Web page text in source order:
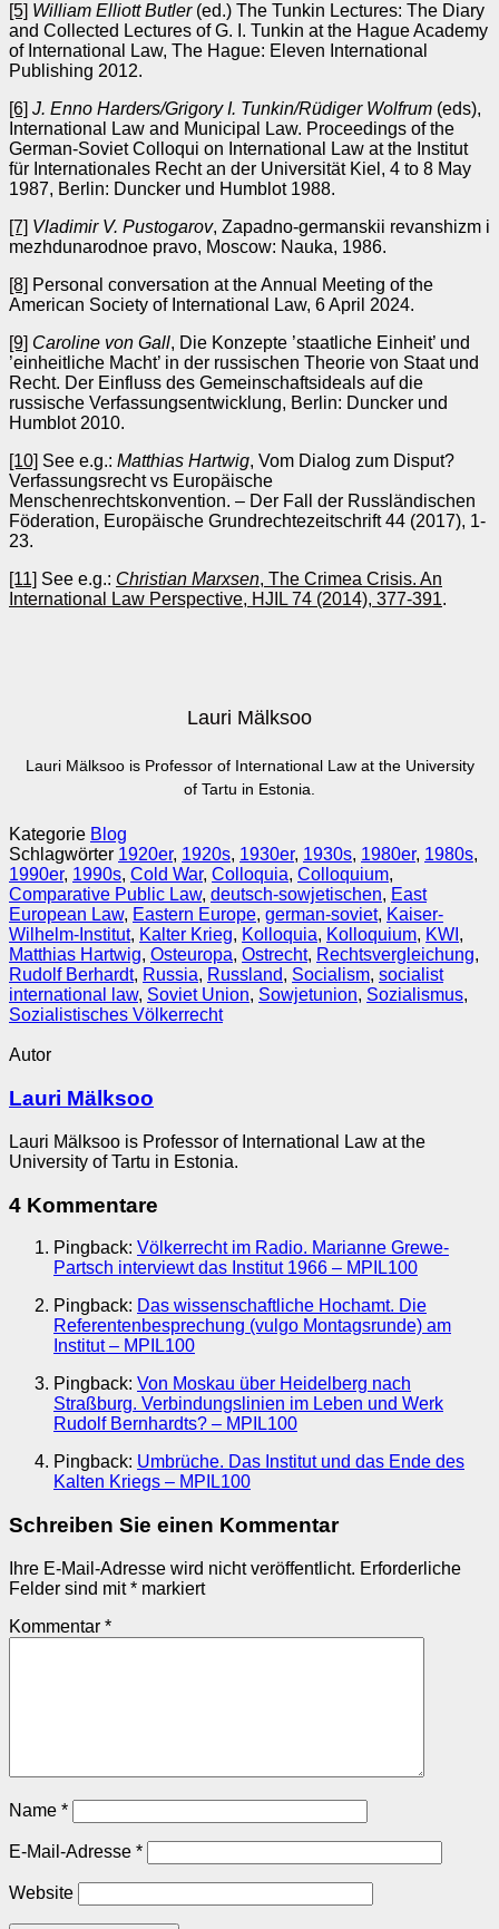
[5] William Elliott Butler(ed.) The Tunkin Lectures: The Diary
and Collected Lectures of G. I. Tunkin at the Hague Academy
of International Law, The Hague: Eleven International
Publishing 2012.
[6] J. Enno Harders/Grigory I. Tunkin/Rüdiger Wolfrum (eds),
International Law and Municipal Law. Proceedings of the
German-Soviet Colloqui on International Law at the Institut
für Internationales Recht an der Universität Kiel, 4 to 8 May
1987, Berlin: Duncker und Humblot 1988.
[7] Vladimir V. Pustogarov, Zapadno-germanskii revanshizm i
mezhdunarodnoe pravo, Moscow: Nauka, 1986.
[8] Personal conversation at the Annual Meeting of the
American Society of International Law, 6 April 2024.
[9] Caroline von Gall, Die Konzepte ’staatliche Einheit’ und
’einheitliche Macht’ in der russischen Theorie von Staat und
Recht. Der Einfluss des Gemeinschaftsideals auf die
russische Verfassungsentwicklung, Berlin: Duncker und
Humblot 2010.
[10] See e.g.: Matthias Hartwig, Vom Dialog zum Disput?
Verfassungsrecht vs Europäische
Menschenrechtskonvention. – Der Fall der Russländischen
Föderation, Europäische Grundrechtezeitschrift 44 (2017), 1-
23.
[11] See e.g.: Christian Marxsen, The Crimea Crisis. An
International Law Perspective, HJIL 74 (2014), 377-391.
Lauri Mälksoo
Lauri Mälksoo is Professor of International Law at the University
of Tartu in Estonia.
Kategorie Blog
Schlagwörter 1920er, 1920s, 1930er, 1930s, 1980er, 1980s,
1990er, 1990s, Cold War, Colloquia, Colloquium,
Comparative Public Law, deutsch-sowjetischen, East
European Law, Eastern Europe, german-soviet, Kaiser-
Wilhelm-Institut, Kalter Krieg, Kolloquia, Kolloquium, KWI ,
Matthias Hartwig, Osteuropa, Ostrecht, Rechtsvergleichung,
Rudolf Berhardt, Russia, Russland, Socialism, socialist
international law, Soviet Union, Sowjetunion, Sozialismus,
Sozialistisches Völkerrecht
Autor
Lauri Mälksoo
Lauri Mälksoo is Professor of International Law at the
University of Tartu in Estonia.
4 Kommentare
Pingback: Völkerrecht im Radio. Marianne Grewe-
Partsch interviewt das Institut 1966 – MPIL100
Pingback: Das wissenschaftliche Hochamt. Die
Referentenbesprechung (vulgo Montagsrunde) am
Institut – MPIL100
Pingback: Von Moskau über Heidelberg nach
Straßburg. Verbindungslinien im Leben und Werk
Rudolf Bernhardts? – MPIL100
Pingback: Umbrüche. Das Institut und das Ende des
Kalten Kriegs – MPIL100
Schreiben Sie einen Kommentar
Ihre E-Mail-Adresse wird nicht veröffentlicht. Erforderliche
Felder sind mit* markiert
Kommentar *
Name *
E-Mail-Adresse *
Website